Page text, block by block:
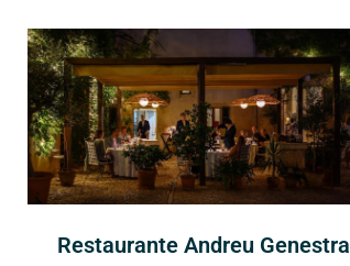
Restaurante Andreu Genestra